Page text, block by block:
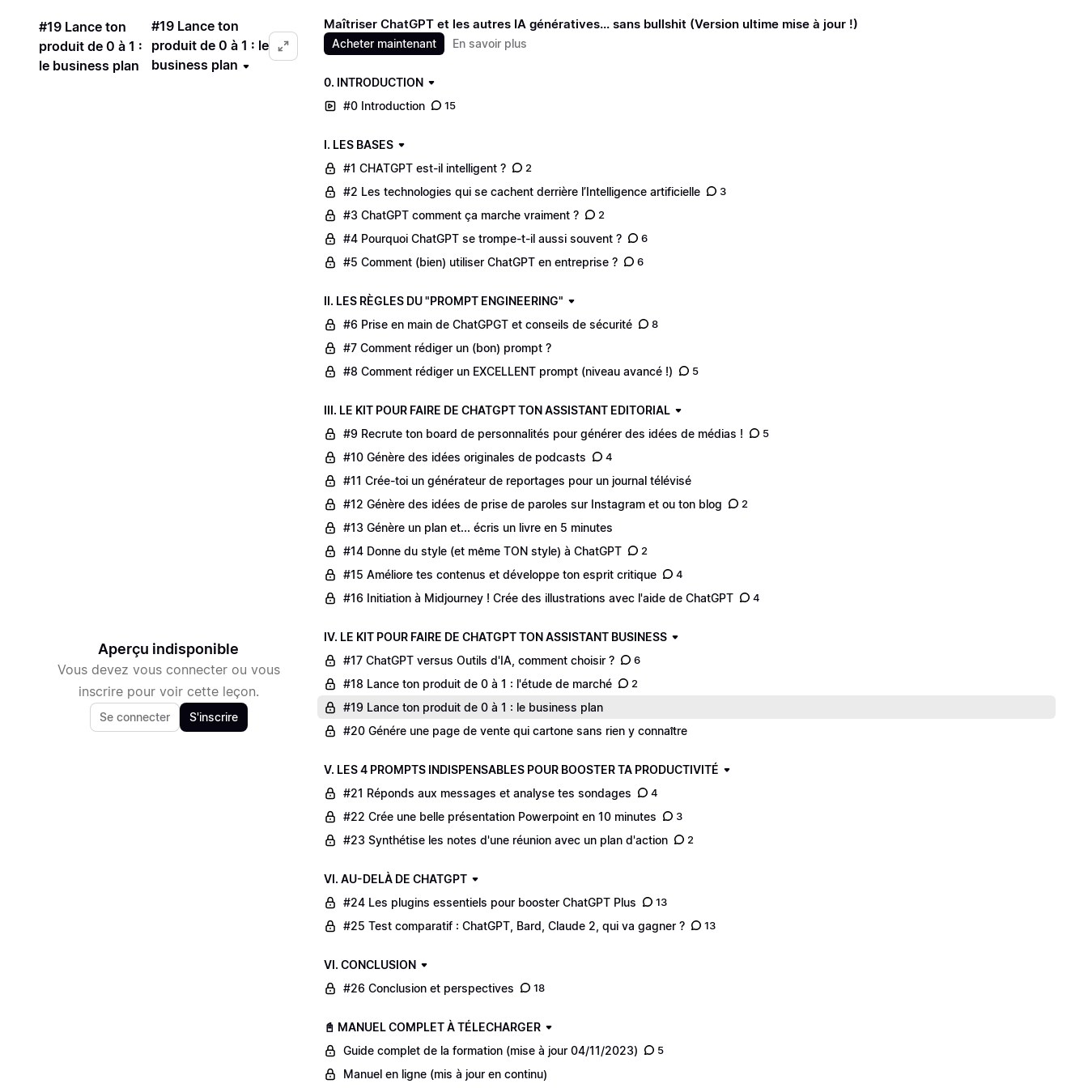
#19 Lance ton
produit de 0 à 1 :
le business plan
#19 Lance ton
produit de 0 à 1 : le
business plan
Aperçu indisponible
Vous devez vous connecter ou vous
inscrire pour voir cette leçon.
Se connecter S'inscrire
Maîtriser ChatGPT et les autres IA génératives... sans bullshit (Version ultime mise à jour !)
Acheter maintenant En savoir plus
0. INTRODUCTION
#0 Introduction
15
I. LES BASES
#1 CHATGPT est-il intelligent ?
2
#2 Les technologies qui se cachent derrière l’Intelligence artificielle 3
#3 ChatGPT comment ça marche vraiment ? 2
#4 Pourquoi ChatGPT se trompe-t-il aussi souvent ? 6
#5 Comment (bien) utiliser ChatGPT en entreprise ? 6
II. LES RÈGLES DU "PROMPT ENGINEERING"
#6 Prise en main de ChatGPGT et conseils de sécurité
8
#7 Comment rédiger un (bon) prompt ?
#8 Comment rédiger un EXCELLENT prompt (niveau avancé !)
5
III. LE KIT POUR FAIRE DE CHATGPT TON ASSISTANT EDITORIAL
#9 Recrute ton board de personnalités pour générer des idées de médias !
5
#10 Génère des idées originales de podcasts 4
#11 Crée-toi un générateur de reportages pour un journal télévisé
#12 Génère des idées de prise de paroles sur Instagram et ou ton blog
2
#13 Génère un plan et... écris un livre en 5 minutes
#14 Donne du style (et même TON style) à ChatGPT
2
#15 Améliore tes contenus et développe ton esprit critique 4
#16 Initiation à Midjourney ! Crée des illustrations avec l'aide de ChatGPT 4
IV. LE KIT POUR FAIRE DE CHATGPT TON ASSISTANT BUSINESS
#17 ChatGPT versus Outils d'IA, comment choisir ?
6
#18 Lance ton produit de 0 à 1 : l'étude de marché 2
#19 Lance ton produit de 0 à 1 : le business plan
#20 Génére une page de vente qui cartone sans rien y connaître
V. LES 4 PROMPTS INDISPENSABLES POUR BOOSTER TA PRODUCTIVITÉ
#21 Réponds aux messages et analyse tes sondages
4
#22 Crée une belle présentation Powerpoint en 10 minutes 3
#23 Synthétise les notes d'une réunion avec un plan d'action 2
VI. AU-DELÀ DE CHATGPT
#24 Les plugins essentiels pour booster ChatGPT Plus
13
#25 Test comparatif : ChatGPT, Bard, Claude 2, qui va gagner ? 13
VI. CONCLUSION
#26 Conclusion et perspectives
18
📓 MANUEL COMPLET À TÉLECHARGER
Guide complet de la formation (mise à jour 04/11/2023)
5
Manuel en ligne (mis à jour en continu)